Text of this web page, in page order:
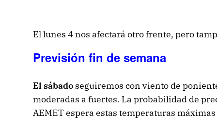
El lunes 4 nos afectará otro frente, pero
Previsión fin de semana
El sábadoseguiremos con viento de
moderadas a fuertes. La probabilidad de
AEMET espera estas temperaturas